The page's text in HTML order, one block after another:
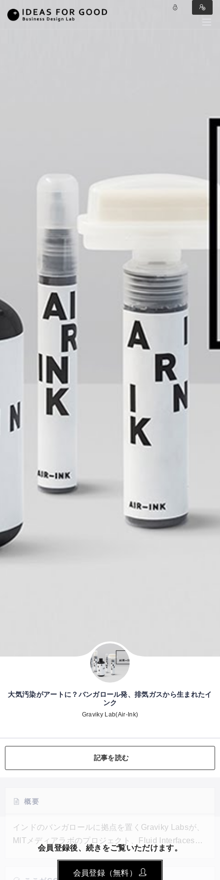
大気汚染がアートに？バンガロール発、排気ガスから生まれたイ
ンク
Graviky Lab(Air-Ink)
記事を読む
概要
インドのバンガロールに拠点を置くGraviky Labsが、
MITメディアラボのプロジェクト、Fluid Interfaces
Groupと、Gravikyの開発したKaalinkという技術によ
って、世界初となる自動車の排気ガスから作るインク
会員登録後、続きをご覧いただけます。
会員登録（無料）